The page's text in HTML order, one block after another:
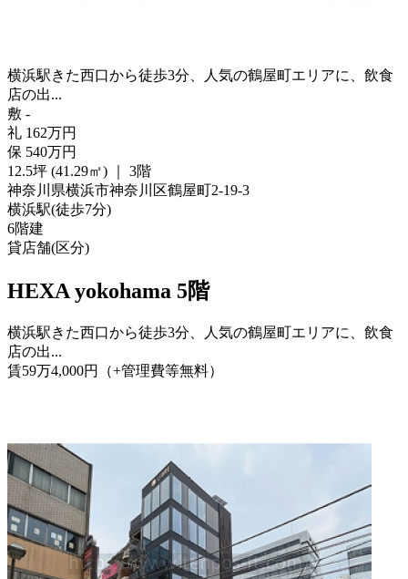
横浜駅きた西口から徒歩3分、人気の鶴屋町エリアに、飲食
店の出...
敷 -
礼 162万 円
保 540万 円
12.5坪 (41.29㎡)
3階
神奈川県横浜市神奈川区鶴屋町2-19-3
横浜駅(徒歩7分)
6階建
貸店舗(区分)
HEXA yokohama 5階
横浜駅きた西口から徒歩3分、人気の鶴屋町エリアに、飲食
店の出...
賃59万4,000円 （+管理費等無料）